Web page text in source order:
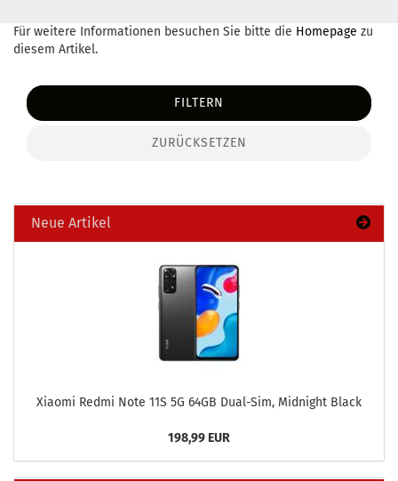
Für weitere Informationen besuchen Sie bitte die Homepage zu
diesem Artikel.
FILTERN
ZURÜCKSETZEN
Neue Artikel
Xiao­mi Redmi Note 11S 5G 64GB Dual-​Sim, Mid­night Black
198,99 EUR